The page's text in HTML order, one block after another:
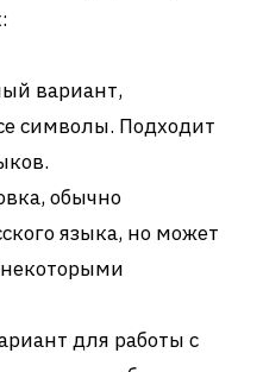
вариант,
символы. Подходит
обычно
языка, но может
для работы с